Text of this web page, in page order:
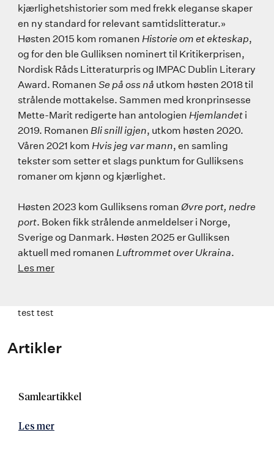
kjærlighetshistorier som med frekk eleganse skaper
en ny standard for relevant samtidslitteratur.»
Høsten 2015 kom romanen Historie om et ekteskap,
og for den ble Gulliksen nominert til Kritikerprisen,
Nordisk Råds Litteraturpris og IMPAC Dublin Literary
Award. Romanen Se på oss nå utkom høsten 2018 til
strålende mottakelse. Sammen med kronprinsesse
Mette-Marit redigerte han antologien Hjemlandet i
2019. Romanen Bli snill igjen, utkom høsten 2020.
Våren 2021 kom Hvis jeg var mann, en samling
tekster som setter et slags punktum for Gulliksens
romaner om kjønn og kjærlighet.
Høsten 2023 kom Gulliksens roman Øvre port, nedre
port. Boken fikk strålende anmeldelser i Norge,
Sverige og Danmark. Høsten 2025 er Gulliksen
aktuell med romanen Luftrommet over Ukraina.
Les mer
test test
Artikler
Samleartikkel
Les mer